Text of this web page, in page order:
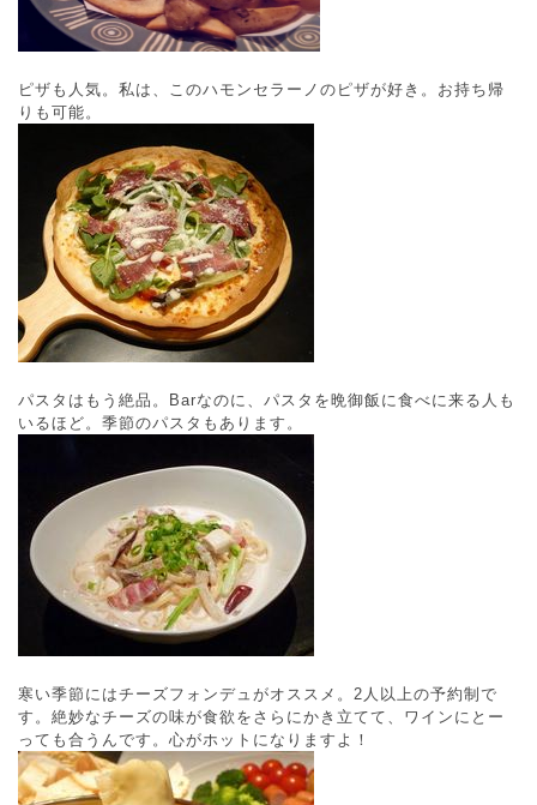
ピザも人気。私は、このハモンセラーノのピザが好き。お持ち帰
りも可能。
パスタはもう絶品。Barなのに、パスタを晩御飯に食べに来る人も
いるほど。季節のパスタもあります。
寒い季節にはチーズフォンデュがオススメ。2人以上の予約制で
す。絶妙なチーズの味が食欲をさらにかき立てて、ワインにとー
っても合うんです。心がホットになりますよ！